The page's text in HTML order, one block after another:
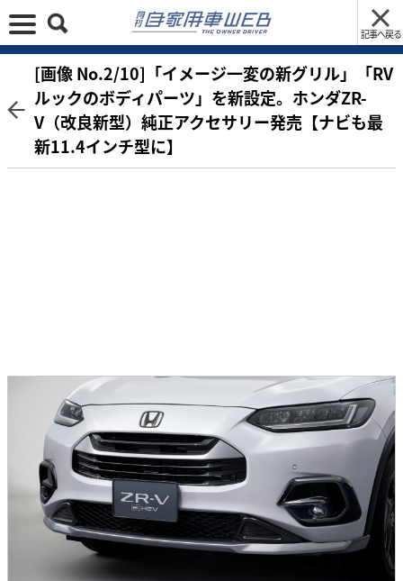
記事へ戻る
[画像 No.2/10]「イメージ一変の新グリル」「RV
ルックのボディパーツ」を新設定。ホンダZR-
V（改良新型）純正アクセサリー発売【ナビも最
新11.4インチ型に】